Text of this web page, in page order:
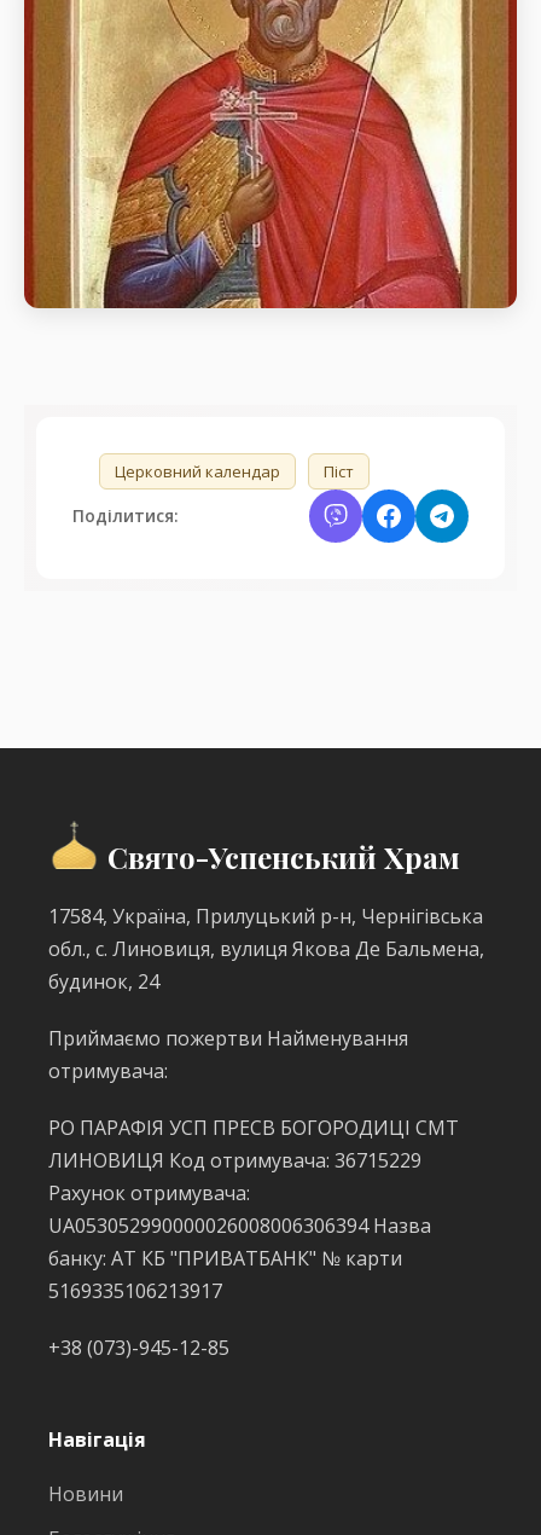
воїнів
день пам’яті Мчч. Сави Стратилата і з ним 70-х
воїнів (272).
воїнів (272).
Церковний календар Піст
Поділитися:
Свято-Успенський Храм
17584, Україна, Прилуцький р-н, Чернігівська
обл., с. Линовиця, вулиця Якова Де Бальмена,
будинок, 24
Приймаємо пожертви Найменування
отримувача:
РО ПАРАФІЯ УСП ПРЕСВ БОГОРОДИЦІ СМТ
ЛИНОВИЦЯ Код отримувача: 36715229
Рахунок отримувача:
UA053052990000026008006306394 Назва
банку: АТ КБ "ПРИВАТБАНК" № карти
5169335106213917
+38 (073)-945-12-85
Навігація
Новини